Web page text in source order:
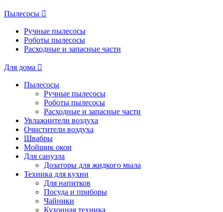
Пылесосы
Ручные пылесосы
Роботы пылесосы
Расходные и запасные части
Для дома
Пылесосы
Ручные пылесосы
Роботы пылесосы
Расходные и запасные части
Увлажнители воздуха
Очистители воздуха
Швабры
Мойщик окон
Для санузла
Дозаторы для жидкого мыла
Техника для кухни
Для напитков
Посуда и приборы
Чайники
Кухонная техника